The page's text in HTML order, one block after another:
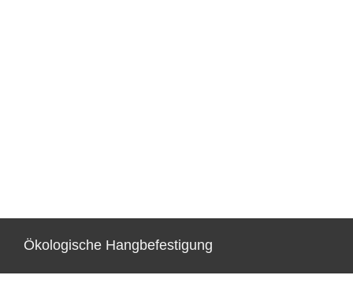
Ökologische Hangbefestigung